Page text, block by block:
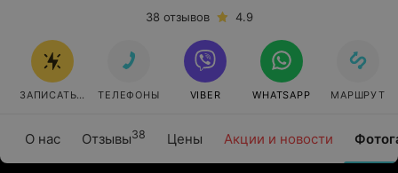
О нас Отзывы38 Цены Акции и новости
38 отзывов
4.9
ЗАПИСАТЬСЯ ОНЛАЙН
ТЕЛЕФОНЫ VIBER WHATSAPP МАРШРУТ